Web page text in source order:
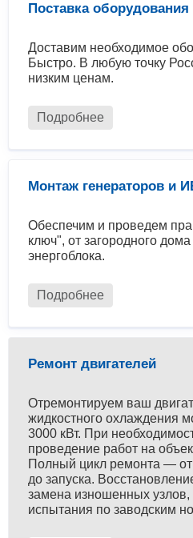
Поставка оборудования
Доставим необходимое
Быстро. В любую точку
низким ценам.
Подробнее
Монтаж генераторов и
Обеспечим и проведем
ключ", от загородного
энергоблока.
Подробнее
Ремонт двигателей
Отремонтируем ваш
жидкостного охлаждения
3000 кВт. При
проведение работ на
Полный цикл ремонта — от
до запуска.
замена изношенных узлов,
испытания по заводским